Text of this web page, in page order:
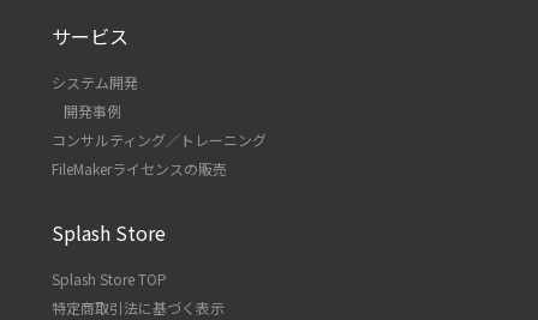
サービス
システム開発
開発事例
コンサルティング／トレーニング
FileMakerライセンスの販売
Splash Store
Splash Store TOP
特定商取引法に基づく表示